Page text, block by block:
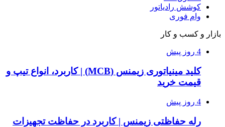
کوشش رادیاتور
وام فوری
بازار و کسب و کار
4 روز پیش
کلید مینیاتوری زیمنس (MCB) | کاربرد، انواع تیپ و
قیمت خرید
4 روز پیش
رله حفاظتی زیمنس | کاربرد در حفاظت تجهیزات